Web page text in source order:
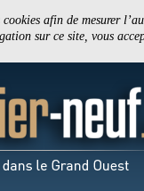
afin de mesurer
sur ce site, vous